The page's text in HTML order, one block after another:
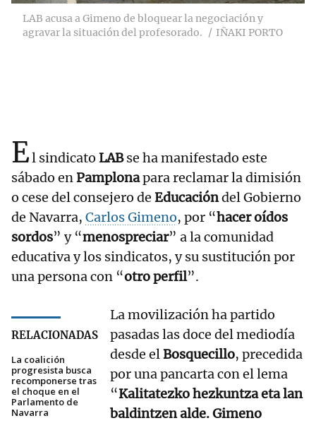
LAB acusa a Gimeno de bloquear la negociación y
agravar la situación del profesorado.
IÑAKI PORTO
El sindicato LABse ha manifestado este
sábado enPamplonapara reclamar la dimisión
o cese del consejero de Educacióndel Gobierno
de Navarra, Carlos Gimeno, por “hacer oídos
sordos” y “menospreciar” a la comunidad
educativa y los sindicatos, y su sustitución por
una persona con “otro perfil”.
RELACIONADAS
La coalición
progresista busca
recomponerse tras
el choque en el
Parlamento de
Navarra
La movilización ha partido
pasadas las doce del mediodía
desde elBosquecillo, precedida
por una pancarta con el lema
“Kalitatezko hezkuntza eta lan
baldintzen alde. Gimeno